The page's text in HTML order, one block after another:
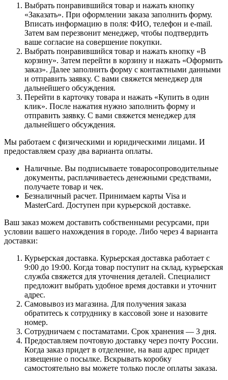
Выбрать понравившийся товар и нажать кнопку
«Заказать». При оформлении заказа заполнить форму.
Вписать информацию в поля: ФИО, телефон и e-mail.
Затем вам перезвонит менеджер, чтобы подтвердить
ваше согласие на совершение покупки.
Выбрать понравившийся товар и нажать кнопку «В
корзину». Затем перейти в корзину и нажать «Оформить
заказ». Далее заполнить форму с контактными данными
и отправить заявку. С вами свяжется менеджер для
дальнейшего обсуждения.
Перейти в карточку товара и нажать «Купить в один
клик». После нажатия нужно заполнить форму и
отправить заявку. С вами свяжется менеджер для
дальнейшего обсуждения.
Мы работаем с физическими и юридическими лицами. И
предоставляем сразу два варианта оплаты.
Наличные. Вы подписываете товаросопроводительные
документы, расплачиваетесь денежными средствами,
получаете товар и чек.
Безналичный расчет. Принимаем карты Visa и
MasterCard. Доступен при курьерской доставке.
Ваш заказ можем доставить собственными ресурсами, при
условии вашего нахождения в городе. Либо через 4 варианта
доставки:
Курьерская доставка. Курьерская доставка работает с
9:00 до 19:00. Когда товар поступит на склад, курьерская
служба свяжется для уточнения деталей. Специалист
предложит выбрать удобное время доставки и уточнит
адрес.
Самовывоз из магазина. Для получения заказа
обратитесь к сотруднику в кассовой зоне и назовите
номер.
Сотрудничаем с постаматами. Срок хранения — 3 дня.
Предоставляем почтовую доставку через почту России.
Когда заказ придет в отделение, на ваш адрес придет
извещение о посылке. Вскрывать коробку
самостоятельно вы можете только после оплаты заказа.